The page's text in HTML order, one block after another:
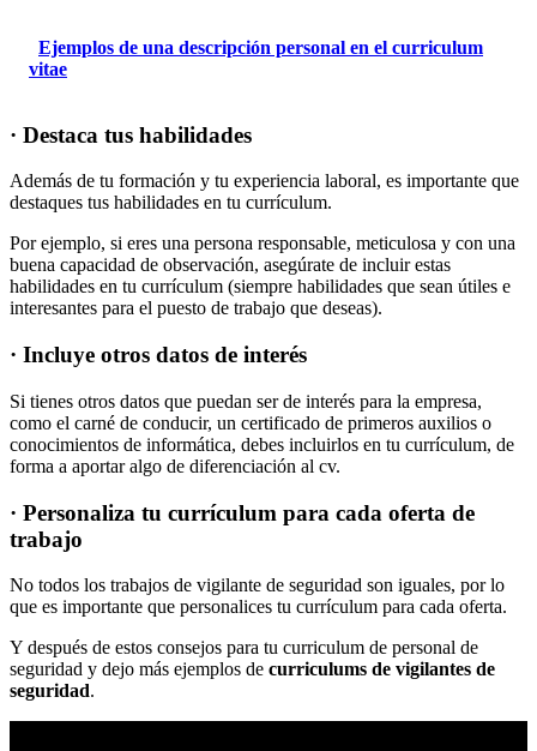
Ejemplos de una descripción personal en el curriculum
vitae
· Destaca tus habilidades
Además de tu formación y tu experiencia laboral, es importante que
destaques tus habilidades en tu currículum.
Por ejemplo, si eres una persona responsable, meticulosa y con una
buena capacidad de observación, asegúrate de incluir estas
habilidades en tu currículum (siempre habilidades que sean útiles e
interesantes para el puesto de trabajo que deseas).
· Incluye otros datos de interés
Si tienes otros datos que puedan ser de interés para la empresa,
como el carné de conducir, un certificado de primeros auxilios o
conocimientos de informática, debes incluirlos en tu currículum, de
forma a aportar algo de diferenciación al cv.
· Personaliza tu currículum para cada oferta de
trabajo
No todos los trabajos de vigilante de seguridad son iguales, por lo
que es importante que personalices tu currículum para cada oferta.
Y después de estos consejos para tu curriculum de personal de
seguridad y dejo más ejemplos de curriculums de vigilantes de
seguridad.